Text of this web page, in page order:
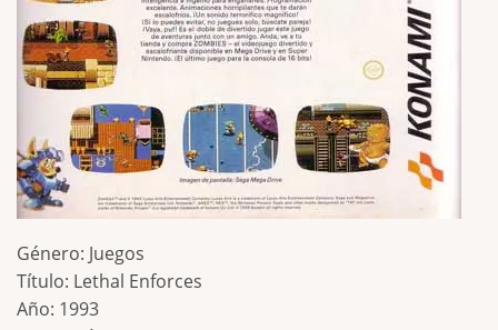
Género: Juegos
Título: Lethal Enforces
Año: 1993